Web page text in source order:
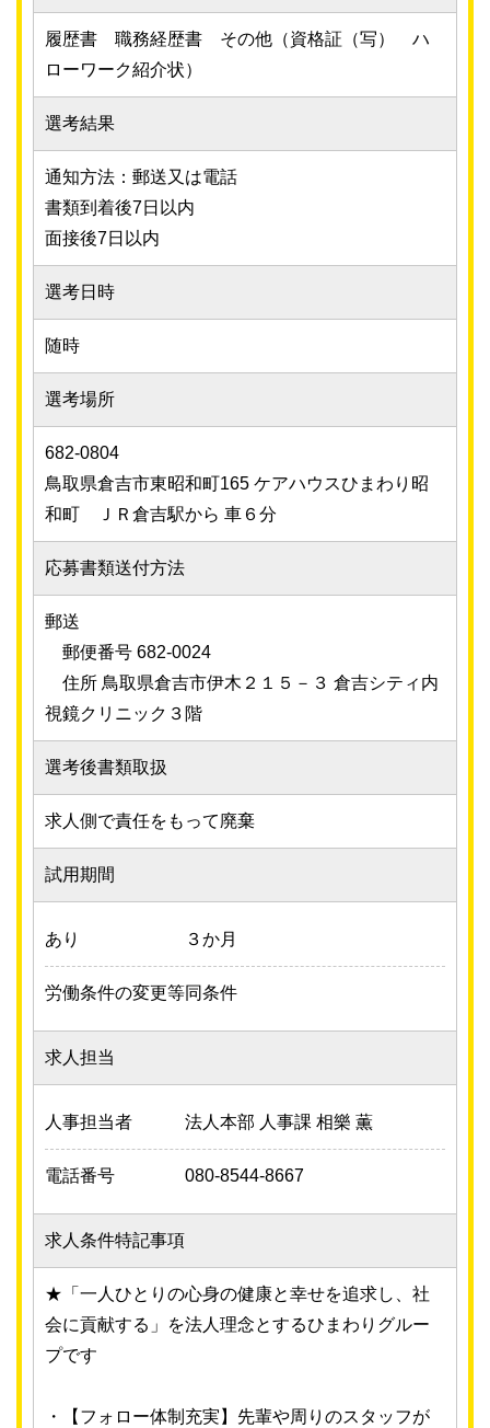
履歴書 職務経歴書 その他（資格証（写） ハ
ローワーク紹介状）
選考結果
通知方法：郵送又は電話
書類到着後7日以内
面接後7日以内
選考日時
随時
選考場所
682-0804
鳥取県倉吉市東昭和町165 ケアハウスひまわり昭
和町 ＪＲ倉吉駅から 車６分
応募書類送付方法
郵送
郵便番号 682-0024
住所 鳥取県倉吉市伊木２１５－３ 倉吉シティ内
視鏡クリニック３階
選考後書類取扱
求人側で責任をもって廃棄
試用期間
あり ３か月
労働条件の変更等同条件
求人担当
人事担当者 法人本部 人事課 相樂 薫
電話番号 080-8544-8667
求人条件特記事項
★「一人ひとりの心身の健康と幸せを追求し、社
会に貢献する」を法人理念とするひまわりグルー
プです
・【フォロー体制充実】先輩や周りのスタッフが